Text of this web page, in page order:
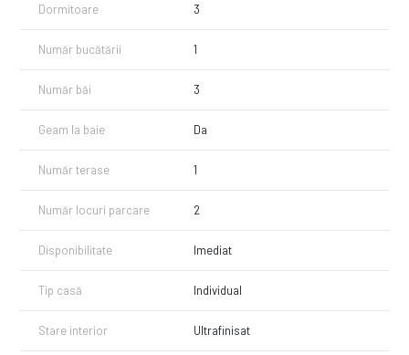
Finisaje & facilități:
Finisaje de calitate superioară
Curte proprie, ideală pentru relaxare sau amenajare grădină
Complexul oferă liniște, siguranță și acces facil către București și
zonele de interes din nordul capitalei.
Dormitoare 3
Număr bucătării 1
Număr băi 3
Geam la baie Da
Număr terase 1
Număr locuri parcare 2
Disponibilitate Imediat
Tip casă Individual
Stare interior Ultrafinisat